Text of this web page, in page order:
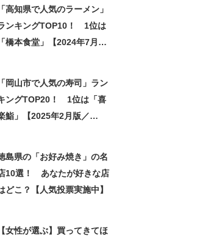
「高知県で人気のラーメン」
ンキングTOP10！ 1位は
「橋本食堂」【2024年7月版
「岡山市で人気の寿司」ラン
ングTOP20！ 1位は「喜
鮨」【2025年2月版／
島県の「お好み焼き」の名
10選！ あなたが好きな店
どこ？【人気投票実施中】
【女性が選ぶ】買ってきてほ